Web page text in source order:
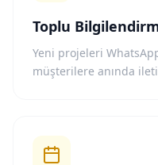
Toplu
Yeni projeleri
müşterilere anında